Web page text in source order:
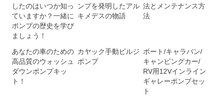
したのはいつか知っ
ていますか？一緒に
ポンプの歴史を学び
ましょう！
ンプを発明したアル
キメデスの物語
法とメンテナンス方
法
あなたの車のための
高品質のウォッシュ
ダウンポンプキッ
ト！
カヤック手動ビルジ
ポンプ
ボート/キャラバン/
キャンピングカー/
RV用12Vインライン
ギャレーポンプセッ
ト